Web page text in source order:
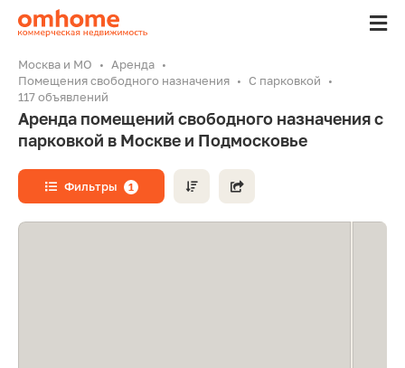
Москва и МО
Аренда
Помещения свободного назначения
С парковкой
117 объявлений
Аренда помещений свободного назначения с
парковкой в Москве и Подмосковье
Фильтры 1